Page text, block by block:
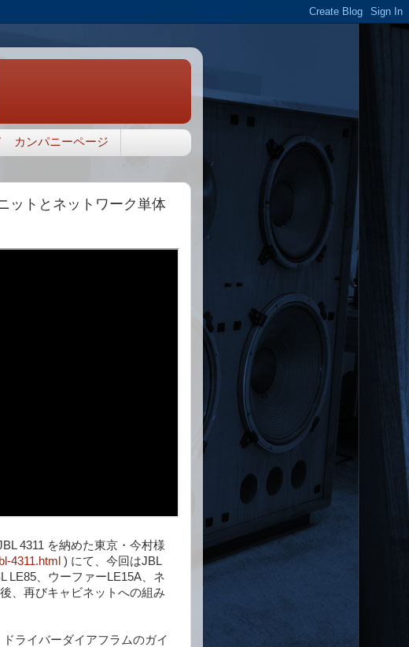
カンパニーページ
ットとネットワーク単体
4311 を納めた東京・今村様
4311.html ) にて、今回はJBL
LE85、ウーファーLE15A、ネ
、再びキャビネットへの組み
ライバーダイアフラムのガイ